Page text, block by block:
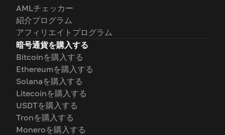
AMLチェッカー
紹介プログラム
アフィリエイトプログラム
暗号通貨を購入する
Bitcoinを購入する
Ethereumを購入する
Solanaを購入する
Litecoinを購入する
USDTを購入する
Tronを購入する
Moneroを購入する